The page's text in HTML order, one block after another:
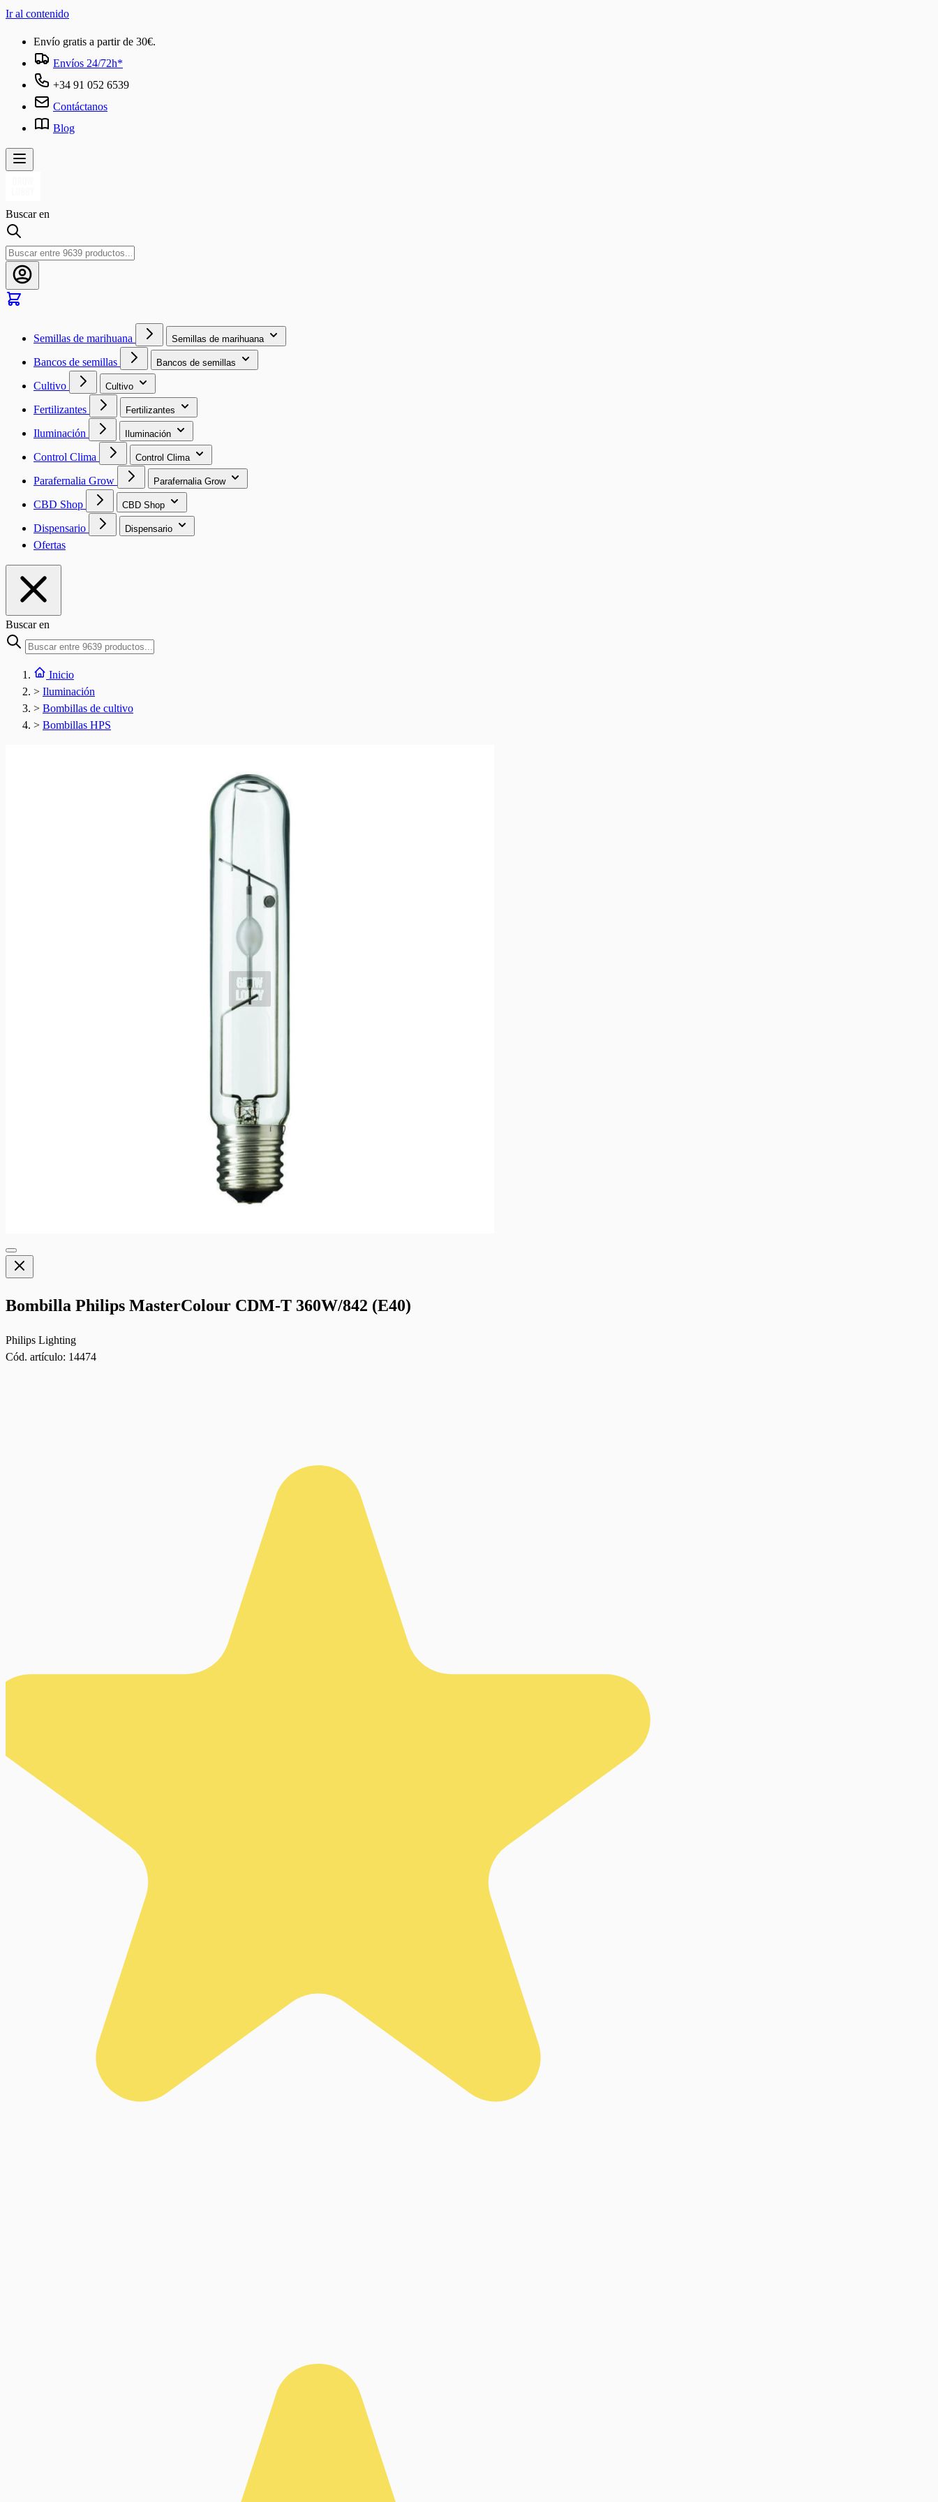
Ir al contenido
Envío gratis a partir de 30€.
Envíos 24/72h*
+34 91 052 6539
Contáctanos
Blog
Buscar en
Semillas de marihuana Semillas de marihuana
Bancos de semillas Bancos de semillas
Cultivo Cultivo
Fertilizantes Fertilizantes
Iluminación Iluminación
Control Clima Control Clima
Parafernalia Grow Parafernalia Grow
CBD Shop CBD Shop
Dispensario Dispensario
Ofertas
Buscar en
Inicio
> Iluminación
> Bombillas de cultivo
> Bombillas HPS
Bombilla Philips MasterColour CDM-T 360W/842 (E40)
Philips Lighting
Cód. artículo: 14474